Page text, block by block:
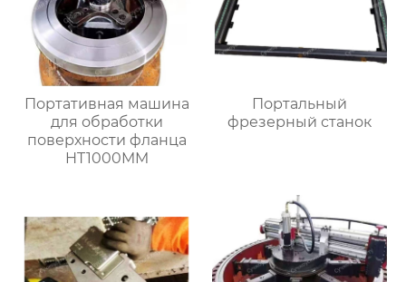
Портативная машина
для обработки
поверхности фланца
HT1000MM
Портальный
фрезерный станок